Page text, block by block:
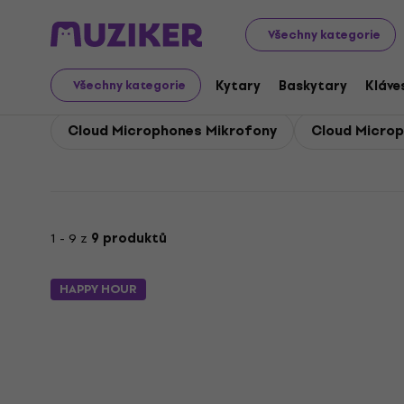
Všechny kategorie
Všechny kategorie Kytary Baskytary
Cloud Microphones
Cloud Microphones Mikrofony Cloud
1 - 9 z 9 produktů
HAPPY HOUR